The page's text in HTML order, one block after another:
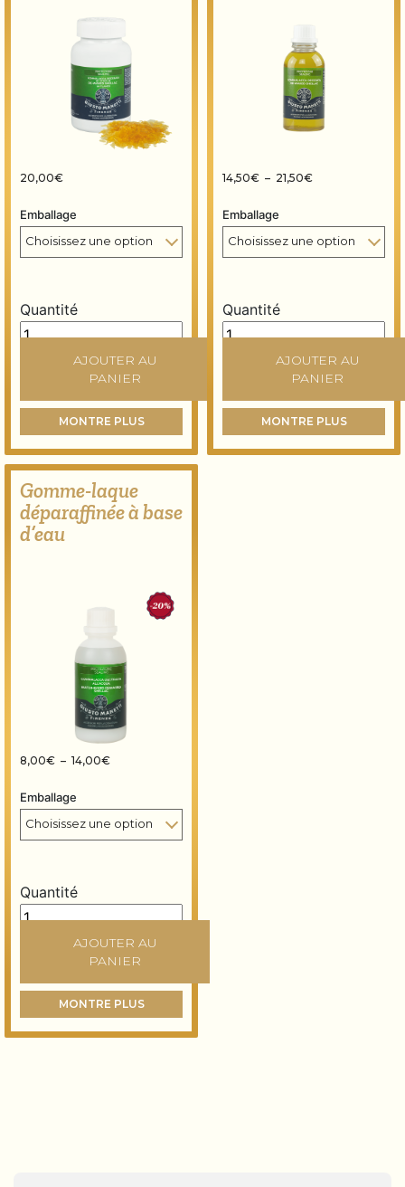
20,00€
Emballage
Quantité
Gomme-laque déparaffinée en éclats quantity
AJOUTER AU
PANIER
MONTRE PLUS
14,50€ – 21,50€Plage de prix :
Emballage
Quantité
Gomme-laque
AJOUTER AU
PANIER
MONTRE PLUS
Gomme-laque
déparaffinée à base
d’eau
8,00€ – 14,00€Plage de prix : 8,00€ à 14,00€
Emballage
Quantité
Gomme-laque déparaffinée à base d’eau quantity
AJOUTER AU
PANIER
MONTRE PLUS